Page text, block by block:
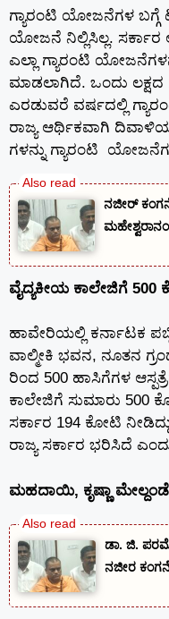
ಗ್ಯಾರಂಟಿ ಯೋಜನೆಗಳ ಬಗ್ಗೆ
ಯೋಜನೆ ನಿಲ್ಲಿಸಿಲ್ಲ. ಸರ್ಕಾರ
ಎಲ್ಲಾ ಗ್ಯಾರಂಟಿ
ಮಾಡಲಾಗಿದೆ. ಒಂದು
ಎರಡುವರೆ ವರ್ಷದಲ್ಲಿ
ರಾಜ್ಯ ಆರ್ಥಿಕವಾಗಿ
ಗಳನ್ನು ಗ್ಯಾರಂಟಿ
ನಜೀರ್
ವೈದ್ಯಕೀಯ ಕಾಲೇಜಿಗೆ 500
ಹಾವೇರಿಯಲ್ಲಿ ಕರ್ನಾಟಕ
ವಾಲ್ಮೀಕಿ ಭವನ, ನೂತನ
ರಿಂದ 500 ಹಾಸಿಗೆಗಳ
ಕಾಲೇಜಿಗೆ ಸುಮಾರು 500
ಸರ್ಕಾರ 194 ಕೋಟಿ
ರಾಜ್ಯ ಸರ್ಕಾರ ಭರಿಸಿದೆ
ಮಹದಾಯಿ, ಕೃಷ್ಣಾ
ಡಾ. ಜಿ.
ನಜೀರ